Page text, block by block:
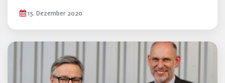
15. Dezember 2020